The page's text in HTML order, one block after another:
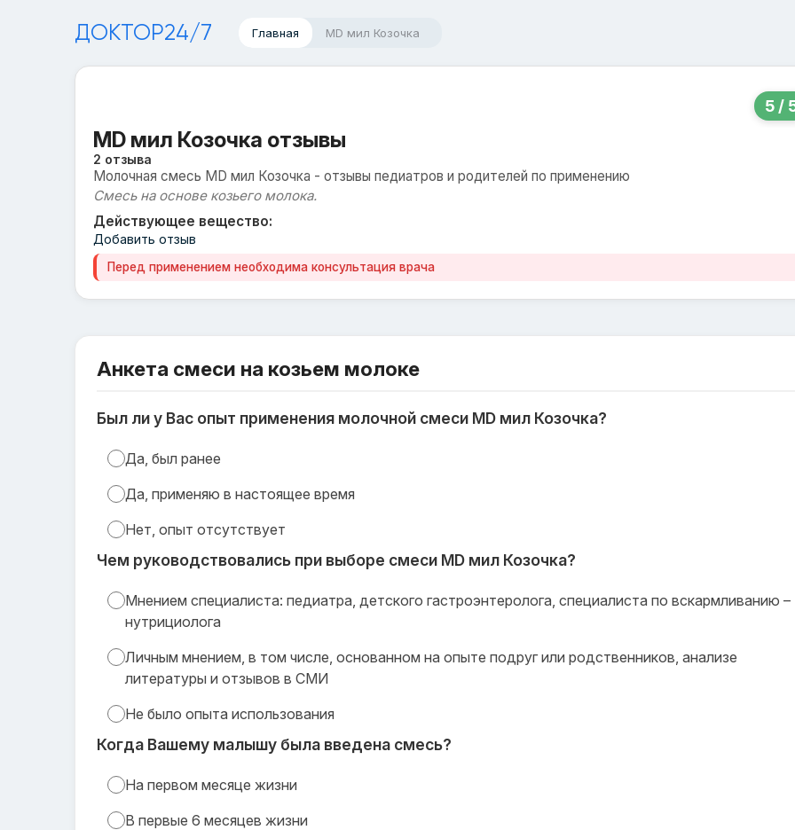
ДОКТОР24/7 Главная MD мил Козочка
5 /
MD мил Козочка отзывы
2 отзыва
Молочная смесь MD мил Козочка - отзывы педиатров и родителей по применению
Смесь на основе козьего молока.
Действующее вещество:
Добавить отзыв
Перед применением необходима консультация врача
Анкета смеси на козьем молоке
Был ли у Вас опыт применения молочной смеси MD мил Козочка?
Да, был ранее
Да, применяю в настоящее время
Нет, опыт отсутствует
Чем руководствовались при выборе смеси MD мил Козочка?
Мнением специалиста: педиатра, детского гастроэнтеролога, специалиста по вскармливанию –
нутрициолога
Личным мнением, в том числе, основанном на опыте подруг или родственников, анализе
литературы и отзывов в СМИ
Не было опыта использования
Когда Вашему малышу была введена смесь?
На первом месяце жизни
В первые 6 месяцев жизни